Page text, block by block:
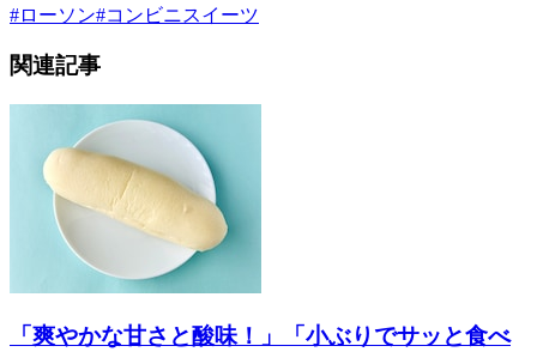
#ローソン#コンビニスイーツ
関連記事
「爽やかな甘さと酸味！」「小ぶりでサッと食べ